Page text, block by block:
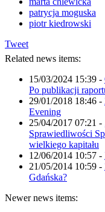
patrycja moguska
piotr kiedrowski
Tweet
Related news items:
15/03/2024 15:39 -
Po publikacji
29/01/2018 18:46 -
Evening
25/04/2017 07:21 -
Sprawiedliwości
wielkiego kapitału
12/06/2014 10:57 -
21/05/2014 10:59 -
Gdańska?
Newer news items: